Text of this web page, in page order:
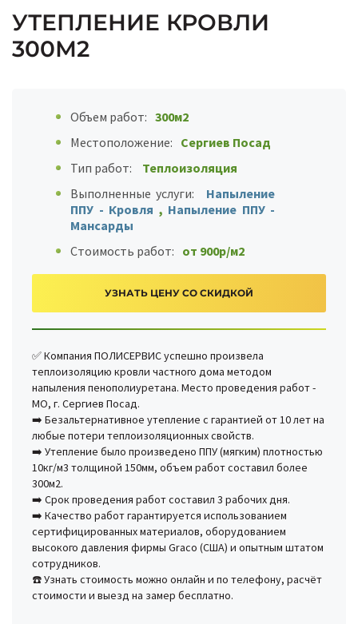
УТЕПЛЕНИЕ КРОВЛИ
300М2
Объем работ: 300м2
Местоположение: Сергиев Посад
Тип работ:
Теплоизоляция
Выполненные услуги:
Напыление
ППУ - Кровля , Напыление ППУ -
Мансарды
Стоимость работ: от 900р/м2
УЗНАТЬ ЦЕНУ СО СКИДКОЙ
✅ Компания ПОЛИСЕРВИС успешно произвела
теплоизоляцию кровли частного дома методом
напыления пенополиуретана. Место проведения работ -
МО, г. Сергиев Посад.
➡️ Безальтернативное утепление с гарантией от 10 лет на
любые потери теплоизоляционных свойств.
➡️ Утепление было произведено ППУ (мягким) плотностью
10кг/м3 толщиной 150мм, объем работ составил более
300м2.
➡️ Срок проведения работ составил 3 рабочих дня.
➡️ Качество работ гарантируется использованием
сертифицированных материалов, оборудованием
высокого давления фирмы Graco (США) и опытным штатом
сотрудников.
☎️ Узнать стоимость можно онлайн и по телефону, расчёт
стоимости и выезд на замер бесплатно.